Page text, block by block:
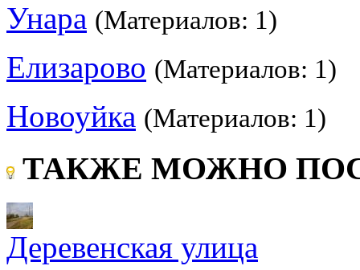
Унара (Материалов: 1)
Елизарово (Материалов: 1)
Новоуйка (Материалов: 1)
ТАКЖЕ МОЖНО
Деревенская улица